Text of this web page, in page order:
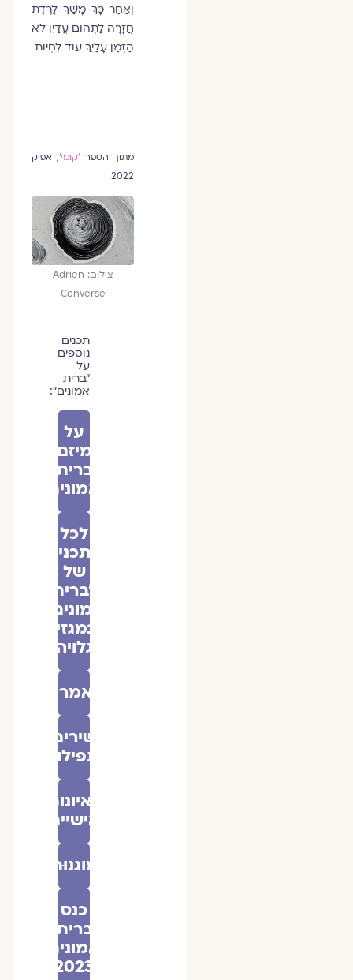
וְאַחַר כָּךְ מָשַׁךְ לָרֶדֶת
חֲזָרָה לַתְּהוֹם עֲדַיִן לֹא
הַזְּמַן עָלַיִךְ עוֹד לִחְיוֹת
מתוך הספר'קומי', אפיק
2022
צילום: Adrien
Converse
תכנים
נוספים
על
״ברית
אמונים״:
על
מיזם
ברית
אמונים
לכל
התכנים
של
״ברית
אמונים״
במגזין
גלויה
מאמרים
שירים
ותפילות
ראיונות
אישיים
מוגנוּת
כנס
ברית
אמונים
2023